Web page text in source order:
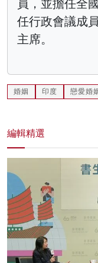
員，並擔任全
任行政會議成
主席。
婚姻 印度 戀愛婚
編輯精選